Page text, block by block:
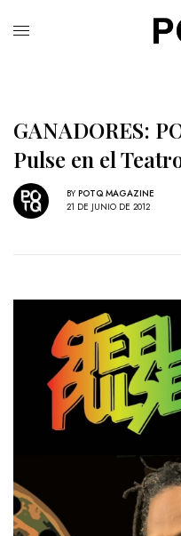
GANADORES:
Pulse en el
BY POTQ MAGAZINE
21 DE JUNIO DE 2012